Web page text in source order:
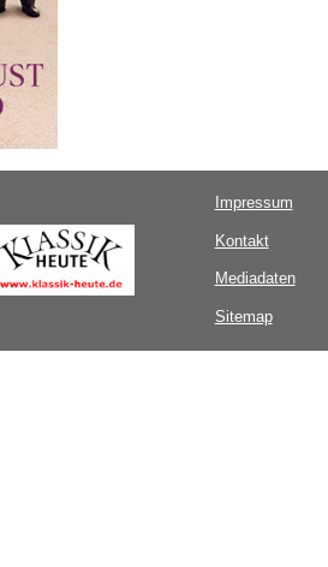
Impressum
Kontakt
Mediadaten
Sitemap